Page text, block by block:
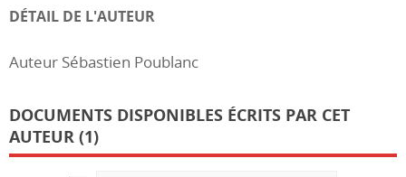
DÉTAIL DE L'AUTEUR
Auteur Sébastien Poublanc
DOCUMENTS DISPONIBLES ÉCRITS PAR CET
AUTEUR (1)